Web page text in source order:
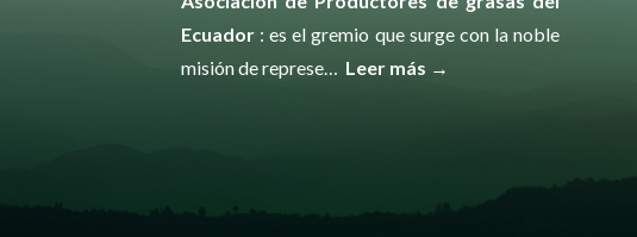
Ecuador: es el gremio que surge con la noble
misión de represe… Leer más →